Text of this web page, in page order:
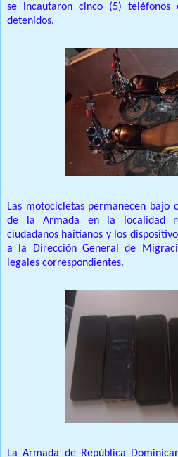
se incautaron cinco (5) teléfonos
detenidos.
Las motocicletas permanecen bajo
de la Armada en la localidad
ciudadanos haitianos y los
a la Dirección General de
legales correspondientes.
La Armada de República